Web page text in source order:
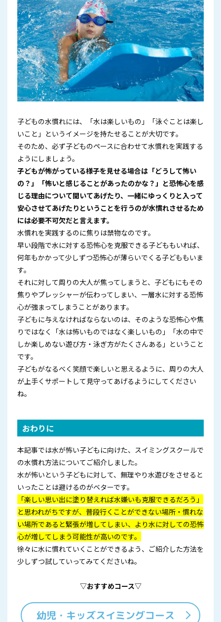
子どもの水慣れには、「水は楽しいもの」「泳ぐことは楽し
いこと」というイメージを持たせることが大切です。
そのため、必ず子どものペースに合わせて水慣れを実践する
ようにしましょう。
子どもが怖がっている様子を見せる場合は「どうして怖い
の？」「怖いと感じることがあったのかな？」と恐怖心を感
じる理由について聞いてあげたり、一緒にゆっくりと入って
安心させてあげたりということを行うのが水慣れさせるため
には必要不可欠だと言えます。
水慣れを実践するのに焦りは禁物なのです。
早い段階で水に対する恐怖心を克服できる子どももいれば、
何年もかかって少しずつ恐怖心が薄らいでくる子どももいま
す。
それに対して周りの大人が焦ってしまうと、子どもにもその
焦りやプレッシャーが伝わってしまい、一層水に対する恐怖
心が強まってしまうことがあります。
子どもに与えなければならないのは、そのような恐怖心や焦
りではなく「水は怖いものではなく楽しいもの」「水の中で
しか楽しめない遊び方・泳ぎ方がたくさんある」ということ
です。
子どもがなるべく笑顔で楽しいと思えるように、周りの大人
が上手くサポートして見守ってあげるようにしてください
ね。
おわりに
本記事では水が怖い子どもに向けた、スイミングスクールで
の水慣れ方法についてご紹介しました。
水が怖いという子どもに対して、無理やり水遊びをさせると
いったことは避けるのがベターです。
「楽しい思い出に塗り替えれば水嫌いも克服できるだろう」
と思われがちですが、普段行くことができない場所・慣れな
い場所であると緊張が増してしまい、より水に対しての恐怖
心が増してしまう可能性が高いのです。
徐々に水に慣れていくことができるよう、ご紹介した方法を
少しずつ試していってみてくださいね。
▽おすすめコース▽
幼児・キッズスイミングコース